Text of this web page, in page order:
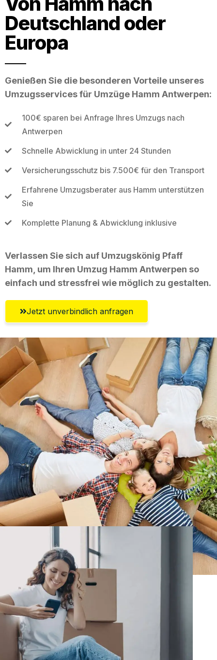
Deutschland oder
Europa
Genießen Sie die besonderen Vorteile unseres
Umzugsservices für Umzüge Hamm Antwerpen:
100€ sparen bei Anfrage Ihres Umzugs nach
Antwerpen
Schnelle Abwicklung in unter 24 Stunden
Versicherungsschutz bis 7.500€ für den Transport
Erfahrene Umzugsberater aus Hamm unterstützen
Sie
Komplette Planung & Abwicklung inklusive
Verlassen Sie sich auf Umzugskönig Pfaff
Hamm, um Ihren Umzug Hamm Antwerpen so
einfach und stressfrei wie möglich zu gestalten.
Jetzt unverbindlich anfragen